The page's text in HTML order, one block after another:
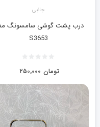
جانبی
درب پشت گوشی سامسونگ
S3653
۲۵۰,۰۰۰ تومان